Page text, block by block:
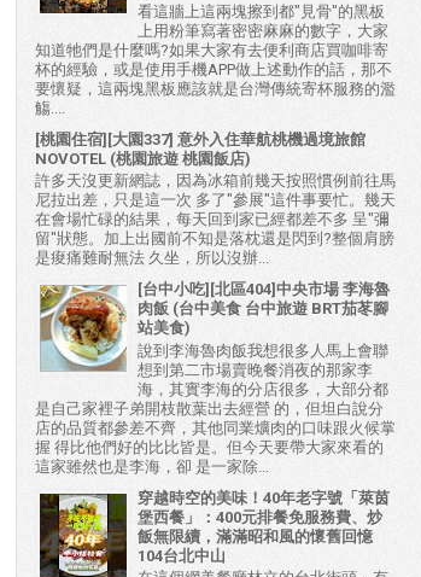
看這牆上這兩塊擦到都"見骨"的黑板
上用粉筆寫著密密麻麻的數字，大家
知道牠們是什麼嗎?如果大家有去便利商店買咖啡寄
杯的經驗，或是使用手機APP做上述動作的話，那不
要懷疑，這兩塊黑板應該就是台灣傳統寄杯服務的濫
觴....
[桃園住宿][大園337] 意外入住華航桃機過境旅館
NOVOTEL (桃園旅遊 桃園飯店)
許多天沒更新網誌，因為冰箱前幾天按照慣例前往馬
尼拉出差，只是這一次 多了"參展"這件事要忙。幾天
在會場忙碌的結果，每天回到家已經都差不多 呈"彌
留"狀態。加上出國前不知是落枕還是閃到?整個肩膀
是痠痛難耐無法 久坐，所以沒辦...
[台中小吃][北區404]中央市場 李海魯
肉飯 (台中美食 台中旅遊 BRT茄苳腳
站美食)
說到李海魯肉飯我想很多人馬上會聯
想到第二市場賣晚餐消夜的那家李
海，其實李海的分店很多，大部分都
是自己家裡子弟開枝散葉出去經營 的，但坦白說分
店的品質都參差不齊，其他同業爌肉的口味跟火候掌
握 得比他們好的比比皆是。但今天要帶大家來看的
這家雖然也是李海，卻 是一家除...
穿越時空的美味！40年老字號「萊茵
堡西餐」：400元排餐免服務費、炒
飯無限續，滿滿昭和風的懷舊回憶
104台北中山